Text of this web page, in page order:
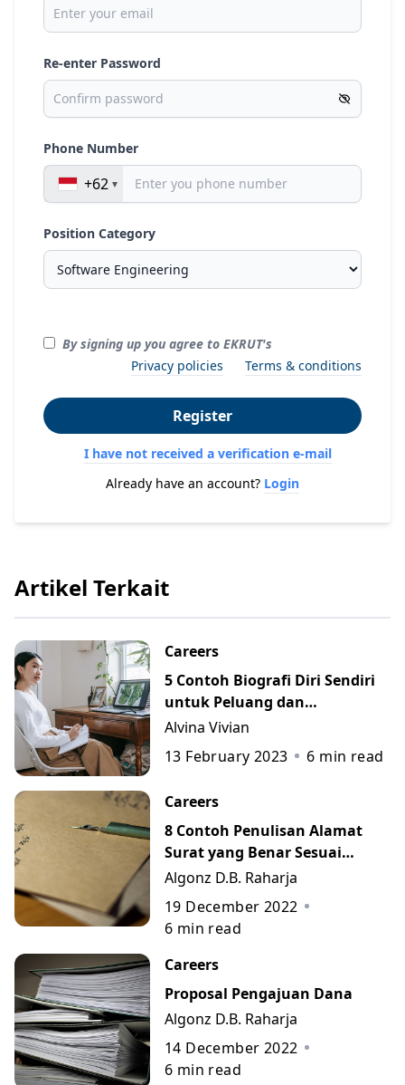
Re-enter Password
Phone Number
+62
Position Category
By signing up you agree to EKRUT's
Privacy policies
Terms & conditions
Register
I have not received a verification e-mail
Already have an account? Login
Artikel Terkait
Careers
5 Contoh Biografi Diri Sendiri
untuk Peluang dan
Perkembangan Karier
Alvina Vivian
13 February 2023
6 min read
Careers
8 Contoh Penulisan Alamat
Surat yang Benar Sesuai
Kaidah
Algonz D.B. Raharja
19 December 2022
6 min read
Careers
Proposal Pengajuan Dana
Algonz D.B. Raharja
14 December 2022
6 min read